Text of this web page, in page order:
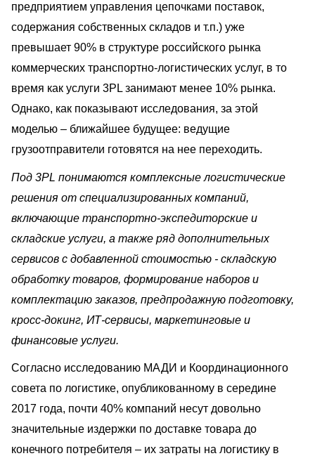
предприятием управления цепочками поставок,
содержания собственных складов и т.п.) уже
превышает 90% в структуре российского рынка
коммерческих транспортно-логистических услуг, в то
время как услуги 3PL занимают менее 10% рынка.
Однако, как показывают исследования, за этой
моделью – ближайшее будущее: ведущие
грузоотправители готовятся на нее переходить.
Под 3PL понимаются комплексные логистические
решения от специализированных компаний,
включающие транспортно-экспедиторские и
складские услуги, а также ряд дополнительных
сервисов с добавленной стоимостью - складскую
обработку товаров, формирование наборов и
комплектацию заказов, предпродажную подготовку,
кросс-докинг, ИТ-сервисы, маркетинговые и
финансовые услуги.
Согласно исследованию МАДИ и Координационного
совета по логистике, опубликованному в середине
2017 года, почти 40% компаний несут довольно
значительные издержки по доставке товара до
конечного потребителя – их затраты на логистику в